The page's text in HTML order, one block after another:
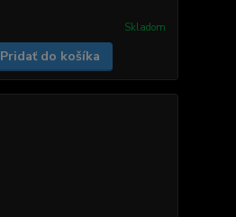
Skladom
Pridať do košíka